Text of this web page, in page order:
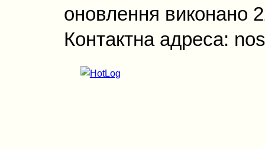
оновлення виконано
Контактна адреса: